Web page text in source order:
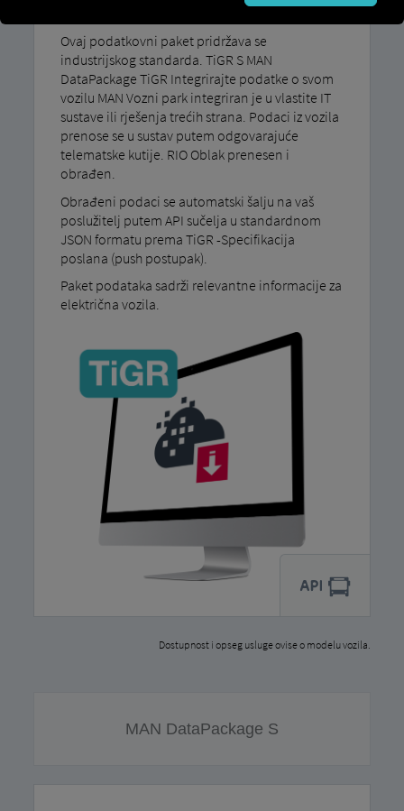
Ovaj podatkovni paket pridržava se
industrijskog standarda. TiGR S MAN
DataPackage TiGR Integrirajte podatke o svom
vozilu MAN Vozni park integriran je u vlastite IT
sustave ili rješenja trećih strana. Podaci iz vozila
prenose se u sustav putem odgovarajuće
telematske kutije. RIO Oblak prenesen i
obrađen.
Obrađeni podaci se automatski šalju na vaš
poslužitelj putem API sučelja u standardnom
JSON formatu prema TiGR -Specifikacija
poslana (push postupak).
Paket podataka sadrži relevantne informacije za
električna vozila.
Dostupnost i opseg usluge ovise o modelu vozila.
MAN DataPackage S